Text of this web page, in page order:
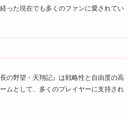
った現在でも多くのファンに愛されてい
の野望・天翔記』は戦略性と自由度の高
ムとして、多くのプレイヤーに支持され